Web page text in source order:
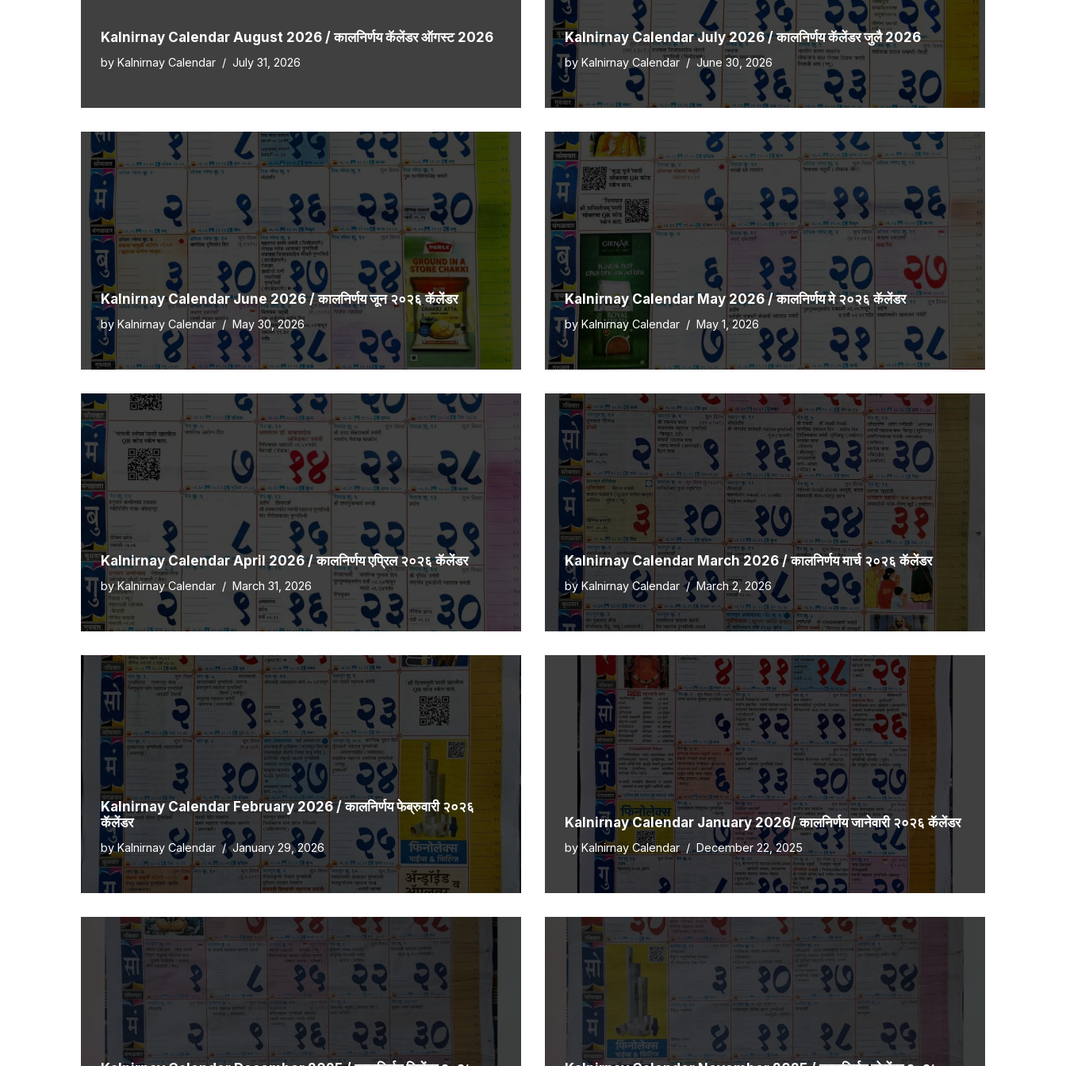
Kalnirnay Calendar August 2026 / कालनिर्णय कॅलेंडर ऑगस्ट 2026
by Kalnirnay Calendar July 31, 2026
Kalnirnay Calendar July 2026 / कालनिर्णय कॅलेंडर जुलै 2026
by Kalnirnay Calendar June 30, 2026
Kalnirnay Calendar June 2026 / कालनिर्णय जून २०२६ कॅलेंडर
by Kalnirnay Calendar May 30, 2026
Kalnirnay Calendar May 2026 / कालनिर्णय मे २०२६ कॅलेंडर
by Kalnirnay Calendar May 1, 2026
Kalnirnay Calendar April 2026 / कालनिर्णय एप्रिल २०२६ कॅलेंडर
byKalnirnay Calendar March 31, 2026
Kalnirnay Calendar March 2026 / कालनिर्णय मार्च २०२६ कॅलेंडर
by Kalnirnay Calendar March 2, 2026
Kalnirnay Calendar February 2026 / कालनिर्णय फेब्रुवारी २०२६
कॅलेंडर
byKalnirnay Calendar January 29, 2026
Kalnirnay Calendar January 2026/ कालनिर्णय जानेवारी २०२६ कॅलेंडर
by Kalnirnay Calendar December 22, 2025